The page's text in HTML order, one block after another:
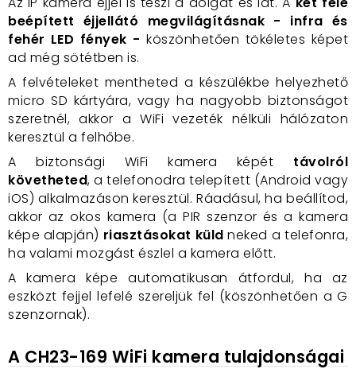
beépített éjjellátó megvilágításnak - infra és
fehér LED fények - köszönhetően tökéletes képet
ad még sötétben is.
A felvételeket mentheted a készülékbe helyezhető
micro SD kártyára, vagy ha nagyobb biztonságot
szeretnél, akkor a WiFi vezeték nélküli hálózaton
keresztül a felhőbe.
A biztonsági WiFi kamera képét távolról
követheted, a telefonodra telepített (Android vagy
iOS) alkalmazáson keresztül. Ráadásul, ha beállítod,
akkor az okos kamera (a PIR szenzor és a kamera
képe alapján) riasztásokat küld neked a telefonra,
ha valami mozgást észlel a kamera előtt.
A kamera képe automatikusan átfordul, ha az
eszközt fejjel lefelé szereljük fel (köszönhetően a G
szenzornak).
A CH23-169 WiFi kamera tulajdonságai